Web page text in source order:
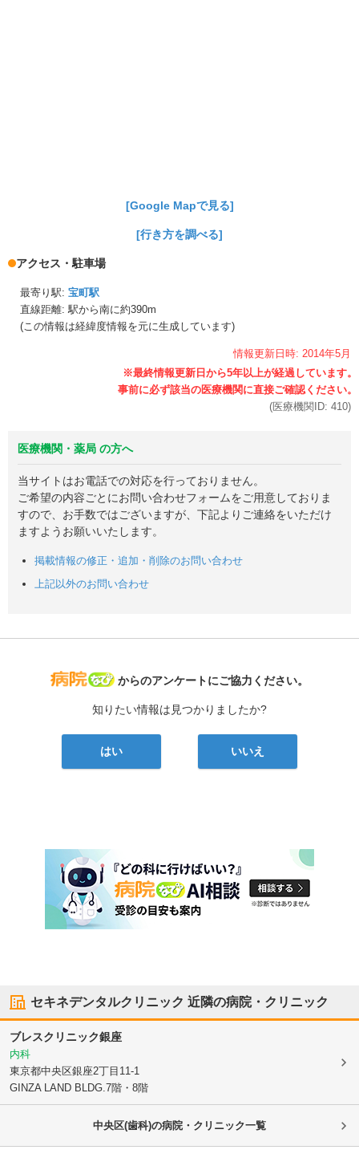
[Google Mapで見る]
[行き方を調べる]
アクセス・駐車場
最寄り駅: 宝町駅
直線距離: 駅から南に約390m
(この情報は経緯度情報を元に生成しています)
情報更新日時: 2014年5月
(医療機関ID: 410)
医療機関・薬局 の方へ
当サイトはお電話での対応を行っておりません。
ご希望の内容ごとにお問い合わせフォームをご用意しておりま
すので、お手数ではございますが、下記よりご連絡をいただけ
ますようお願いいたします。
掲載情報の修正・追加・削除のお問い合わせ
上記以外のお問い合わせ
病院なび
からのアンケートにご協力ください。
知りたい情報は見つかりましたか?
はい いいえ
セキネデンタルクリニック 近隣の病院・クリニック
ブレスクリニック銀座
内科
東京都中央区銀座2丁目11-1
GINZA LAND BLDG.7階・8階
中央区(歯科)の病院・クリニック一覧